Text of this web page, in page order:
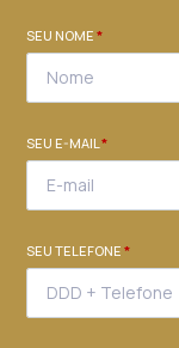
SEU NOME*
SEU E-MAIL*
SEU TELEFONE*